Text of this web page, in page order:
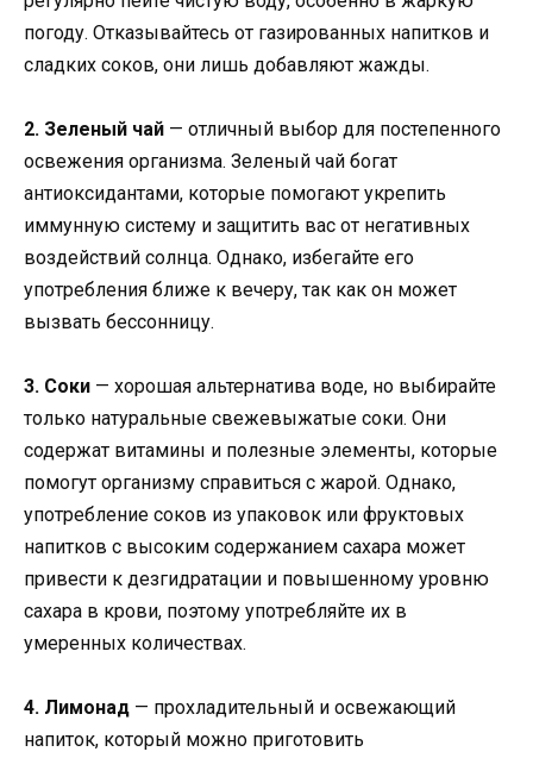
погоду. Отказывайтесь от газированных напитков и
сладких соков, они лишь добавляют жажды.
2. Зеленый чай — отличный выбор для постепенного
освежения организма. Зеленый чай богат
антиоксидантами, которые помогают укрепить
иммунную систему и защитить вас от негативных
воздействий солнца. Однако, избегайте его
употребления ближе к вечеру, так как он может
вызвать бессонницу.
3. Соки — хорошая альтернатива воде, но выбирайте
только натуральные свежевыжатые соки. Они
содержат витамины и полезные элементы, которые
помогут организму справиться с жарой. Однако,
употребление соков из упаковок или фруктовых
напитков с высоким содержанием сахара может
привести к дезгидратации и повышенному уровню
сахара в крови, поэтому употребляйте их в
умеренных количествах.
4. Лимонад — прохладительный и освежающий
напиток, который можно приготовить